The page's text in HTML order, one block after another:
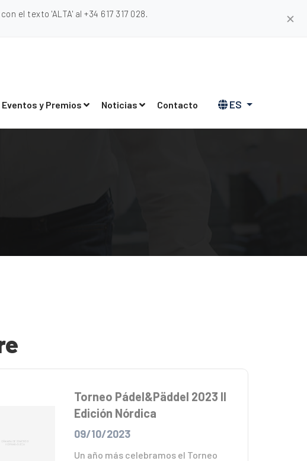
el texto 'ALTA' al +34 617 317 028. ✕
Eventos y Premios Noticias Contacto ES
Torneo Pádel&Päddel 2023 II
Edición Nórdica
09/10/2023
Un año más celebramos el Torneo